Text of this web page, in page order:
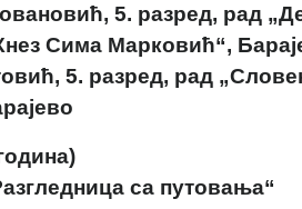
5. разред, рад
Сима Марковић“,
5. разред, рад
са путовања“